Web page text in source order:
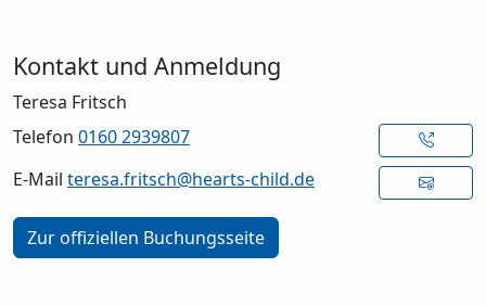
Kontakt und Anmeldung
Teresa Fritsch
Telefon 0160 2939807
E-Mail teresa.fritsch@hearts-child.de
Zur offiziellen Buchungsseite